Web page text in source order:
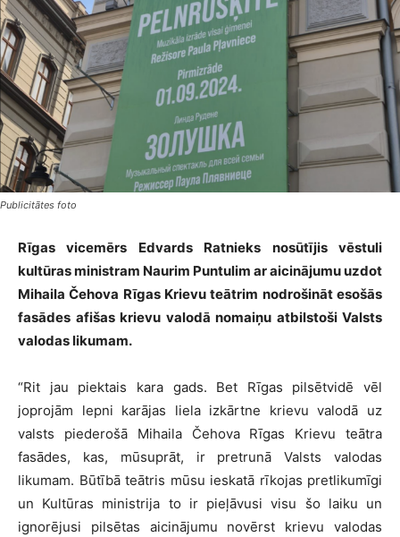
Publicitātes foto
Rīgas vicemērs Edvards Ratnieks nosūtījis vēstuli
kultūras ministram Naurim Puntulim ar aicinājumu uzdot
Mihaila Čehova Rīgas Krievu teātrim nodrošināt esošās
fasādes afišas krievu valodā nomaiņu atbilstoši Valsts
valodas likumam.
“Rit jau piektais kara gads. Bet Rīgas pilsētvidē vēl
joprojām lepni karājas liela izkārtne krievu valodā uz
valsts piederošā Mihaila Čehova Rīgas Krievu teātra
fasādes, kas, mūsuprāt, ir pretrunā Valsts valodas
likumam. Būtībā teātris mūsu ieskatā rīkojas pretlikumīgi
un Kultūras ministrija to ir pieļāvusi visu šo laiku un
ignorējusi pilsētas aicinājumu novērst krievu valodas